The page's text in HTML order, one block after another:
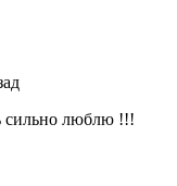
сильно люблю !!!